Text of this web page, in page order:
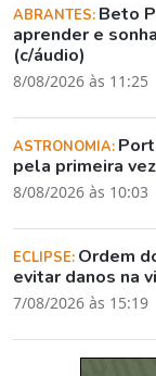
ABRANTES: Beto
aprender e
(c/áudio)
8/08/2026 às 11:25
ASTRONOMIA:
pela primeira
8/08/2026 às 10:03
ECLIPSE: Ordem
evitar danos na
7/08/2026 às 15:19